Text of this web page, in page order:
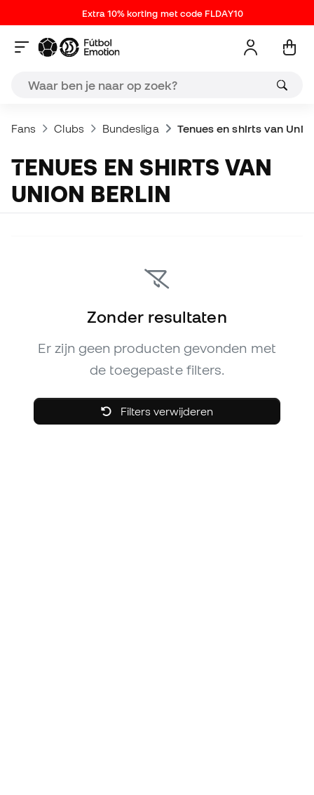
Extra 10% korting met code FLDAY10
Fans Clubs Bundesliga Tenues en shirts van
TENUES EN SHIRTS VAN
UNION BERLIN
Zonder resultaten
Er zijn geen producten gevonden met
de toegepaste filters.
Filters verwijderen